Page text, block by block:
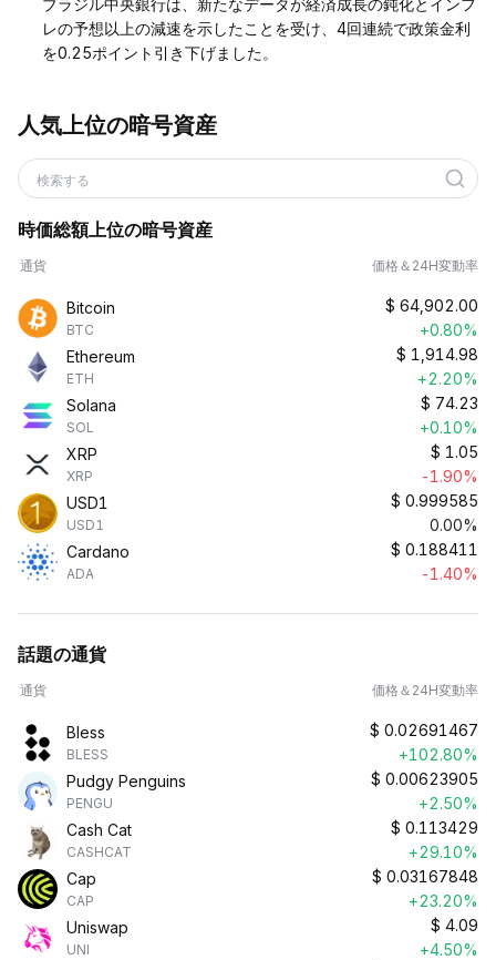
ブラジル中央銀行は、新たなデータが経済成長の鈍化とインフ
レの予想以上の減速を示したことを受け、4回連続で政策金利
を0.25ポイント引き下げました。
人気上位の暗号資産
検索する
時価総額上位の暗号資産
通貨 価格＆24H変動率
Bitcoin
BTC
$ 64,902.00
+0.80%
Ethereum
ETH
$ 1,914.98
+2.20%
Solana
SOL
$ 74.23
+0.10%
XRP
XRP
$ 1.05
-1.90%
USD1
USD1
$ 0.999585
0.00%
Cardano
ADA
$ 0.188411
-1.40%
話題の通貨
通貨 価格＆24H変動率
Bless
BLESS
$ 0.02691467
+102.80%
Pudgy Penguins
PENGU
$ 0.00623905
+2.50%
Cash Cat
CASHCAT
$ 0.113429
+29.10%
Cap
CAP
$ 0.03167848
+23.20%
Uniswap
UNI
$ 4.09
+4.50%